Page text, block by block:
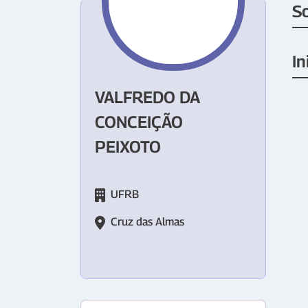
VALFREDO DA
CONCEIÇÃO
PEIXOTO
UFRB
Cruz das Almas